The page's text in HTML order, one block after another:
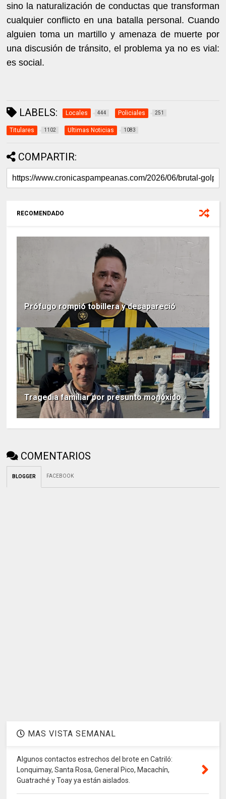
sino la naturalización de conductas que transforman
cualquier conflicto en una batalla personal. Cuando
alguien toma un martillo y amenaza de muerte por
una discusión de tránsito, el problema ya no es vial:
es social.
LABELS: Locales 444 Policiales 251
Titulares 1102 Ultimas Noticias 1083
COMPARTIR:
RECOMENDADO
Prófugo rompió tobillera y desapareció
Tragedia familiar por presunto monóxido
COMENTARIOS
BLOGGER FACEBOOK
MAS VISTA SEMANAL
Algunos contactos estrechos del brote en Catriló:
Lonquimay, Santa Rosa, General Pico, Macachín,
Guatraché y Toay ya están aislados.